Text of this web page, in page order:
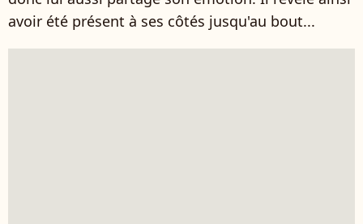
avoir été présent à ses côtés jusqu'au bout...